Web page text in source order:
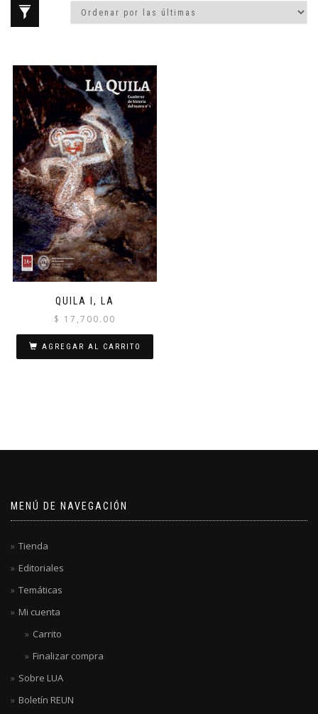
QUILA I, LA
$ 17,700.00
AGREGAR AL CARRITO
MENÚ DE NAVEGACIÓN
Tienda
Editoriales
Temáticas
Mi cuenta
Carrito
Finalizar compra
Sobre LUA
Boletín REUN